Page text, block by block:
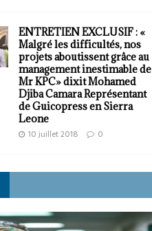
ENTRETIEN EXCLUSIF : «
Malgré les difficultés, nos
projets aboutissent grâce au
management inestimable de
Mr KPC» dixit Mohamed
Djiba Camara Représentant
de Guicopress en Sierra
Leone
10 juillet 2018 0